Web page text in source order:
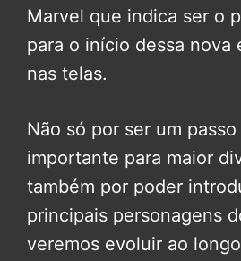
Marvel que indica ser o
para o início dessa nova
nas telas.
Não só por ser um passo
importante para maior
também por poder
principais personagens
veremos evoluir ao